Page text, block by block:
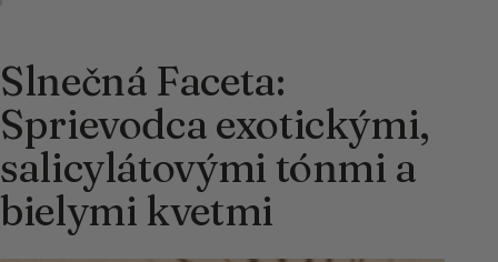
Slnečná Faceta:
Sprievodca exotickými,
salicylátovými tónmi a
bielymi kvetmi